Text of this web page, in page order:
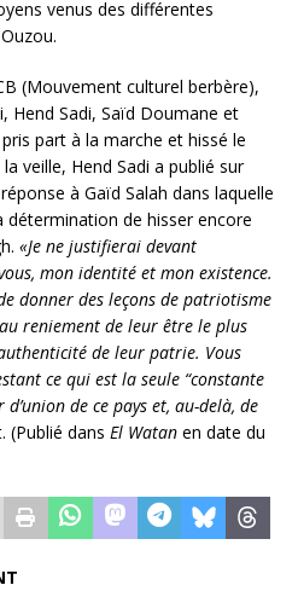
venus des différentes
(Mouvement culturel berbère),
Hend Sadi, Saïd Doumane et
part à la marche et hissé le
veille, Hend Sadi a publié sur
à Gaïd Salah dans laquelle
de hisser encore
«Je ne justifierai devant
mon identité et mon existence.
donner des leçons de patriotisme
reniement de leur être le plus
de leur patrie. Vous
ce qui est la seule “constante
de ce pays et, au-delà, de
(Publié dans El Watan en date du